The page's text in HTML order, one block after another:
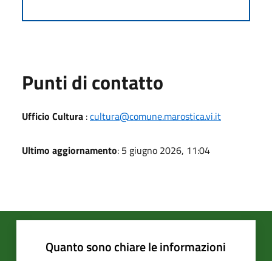
Punti di contatto
Ufficio Cultura :cultura@comune.marostica.vi.it
Ultimo aggiornamento: 5 giugno 2026, 11:04
Quanto sono chiare le informazioni